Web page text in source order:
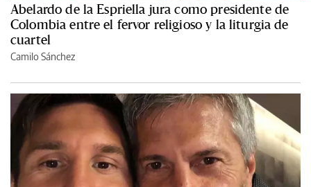
Abelardo de la Espriella jura como presidente de
Colombia entre el fervor religioso y la liturgia de
cuartel
Camilo Sánchez